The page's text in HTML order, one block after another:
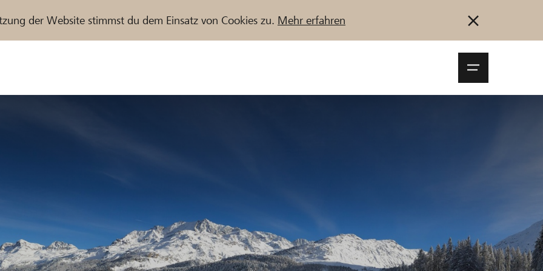
der Website stimmst du dem Einsatz von Cookies zu. Mehr erfahren